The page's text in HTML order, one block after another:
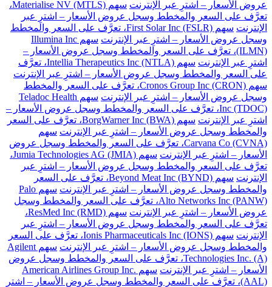
عروض الأسعار – اشترِ عبر الإنترنت
سهم Materialise NV (MTLS)،
تعرَّف على السعر والمخطط وسجل عروض الأسعار – اشترِ عبر
الإنترنت
سهم First Solar Inc (FSLR)، تعرَّف على السعر والمخطط
وسجل عروض الأسعار – اشترِ عبر الإنترنت
سهم Illumina Inc
(ILMN)، تعرَّف على السعر والمخطط وسجل عروض الأسعار –
اشترِ عبر الإنترنت
سهم Intellia Therapeutics Inc (NTLA)، تعرَّف
على السعر والمخطط وسجل عروض الأسعار – اشترِ عبر الإنترنت
سهم Cronos Group Inc (CRON)، تعرَّف على السعر والمخطط
وسجل عروض الأسعار – اشترِ عبر الإنترنت
سهم Teladoc Health
Inc (TDOC)، تعرَّف على السعر والمخطط وسجل عروض الأسعار –
اشترِ عبر الإنترنت
سهم BorgWarner Inc (BWA)، تعرَّف على السعر
والمخطط وسجل عروض الأسعار – اشترِ عبر الإنترنت سهم
Carvana Co (CVNA)، تعرَّف على السعر والمخطط وسجل عروض
الأسعار – اشترِ عبر الإنترنت
سهم Jumia Technologies AG (JMIA)،
تعرَّف على السعر والمخطط وسجل عروض الأسعار – اشترِ عبر
الإنترنت
سهم Beyond Meat Inc (BYND)، تعرَّف على السعر
والمخطط وسجل عروض الأسعار – اشترِ عبر الإنترنت
سهم Palo
Alto Networks Inc (PANW)، تعرَّف على السعر والمخطط وسجل
عروض الأسعار – اشترِ عبر الإنترنت
سهم ResMed Inc (RMD)،
تعرَّف على السعر والمخطط وسجل عروض الأسعار – اشترِ عبر
الإنترنت
سهم Ionis Pharmaceuticals Inc (IONS)، تعرَّف على السعر
والمخطط وسجل عروض الأسعار – اشترِ عبر الإنترنت
سهم Agilent
Technologies Inc. (A)، تعرَّف على السعر والمخطط وسجل عروض
الأسعار – اشترِ عبر الإنترنت
سهم American Airlines Group Inc.
(AAL)، تعرَّف على السعر والمخطط وسجل عروض الأسعار – اشترِ